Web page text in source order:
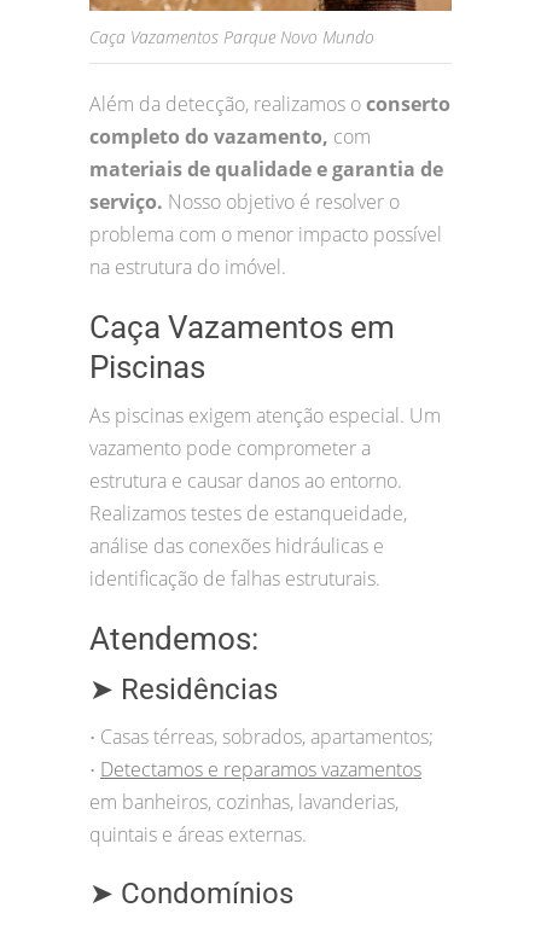
Caça Vazamentos Parque Novo Mundo
Além da detecção, realizamos oconserto
completo do vazamento, com
materiais de qualidade e garantia de
serviço. Nosso objetivo é resolver o
problema com o menor impacto possível
na estrutura do imóvel.
Caça Vazamentos em
Piscinas
As piscinas exigem atenção especial. Um
vazamento pode comprometer a
estrutura e causar danos ao entorno.
Realizamos testes de estanqueidade,
análise das conexões hidráulicas e
identificação de falhas estruturais.
Atendemos:
➤ Residências
• Casas térreas, sobrados, apartamentos;
• Detectamos e reparamos vazamentos
em banheiros, cozinhas, lavanderias,
quintais e áreas externas.
➤ Condomínios